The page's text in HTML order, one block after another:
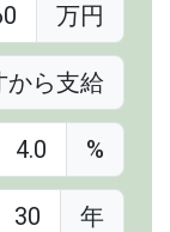
万円
から支給
%
年